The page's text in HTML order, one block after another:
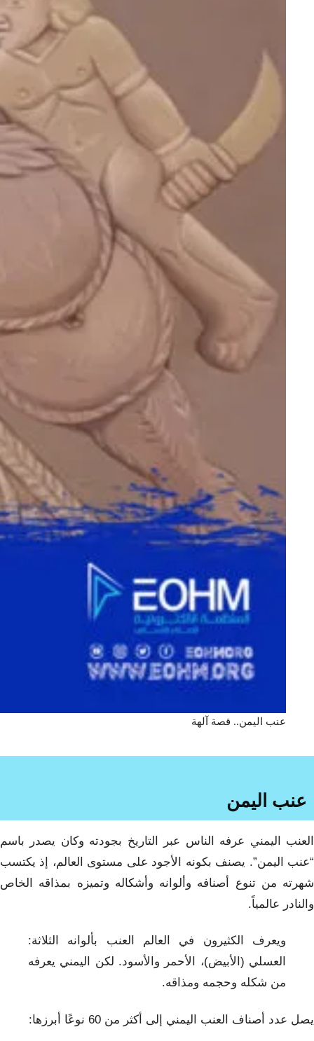
عنب اليمن.. قصة آلهة
عنب اليمن
العنب اليمني عرفه الناس عبر التاريخ بجودته وكان يصدر باسم
“عنب اليمن”. يصنف بكونه الأجود على مستوى العالم، إذ يكتسب
شهرته من تنوع أصنافه وألوانه وأشكاله وتميزه بمذاقه الخاص
والنادر عالمياً.
ويعرف الكثيرون في العالم العنب بألوانه الثلاثة:
العسلي (الأبيض)، الأحمر والأسود. لكن اليمني يعرفه
من شكله وحجمه ومذاقه.
يصل عدد أصناف العنب اليمني إلى أكثر من 60 نوعًا أبرزها: